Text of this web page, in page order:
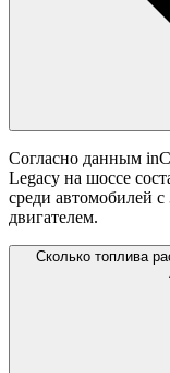
Согласно данным
Legacy на шоссе
среди автомобилей
двигателем.
Сколько топлива